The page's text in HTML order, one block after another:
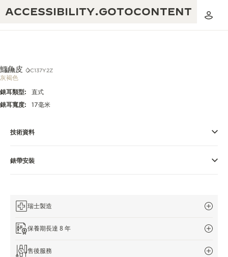
ACCESSIBILITY.GOTOCONTENT
黃金比例音樂表演
卓越工藝：逾 190 年歷史
錶帶 QC137Y2Z
鱷魚皮
灰褐色
錶耳類型:
直式
錶耳寬度:
17毫米
技術資料
錶帶安裝
瑞士製造
保養期長達 8 年
售後服務